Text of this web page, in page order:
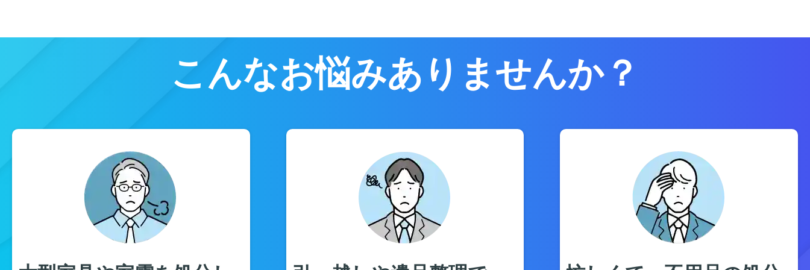
こんなお悩みありませんか？